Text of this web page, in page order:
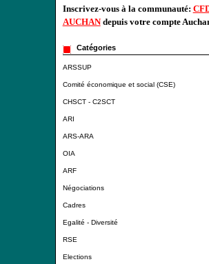
Inscrivez-vous à la communauté:
AUCHANdepuis votre compte
Catégories
ARSSUP
Comité économique et social (CSE)
CHSCT - C2SCT
ARI
ARS-ARA
OIA
ARF
Négociations
Cadres
Egalité - Diversité
RSE
Elections